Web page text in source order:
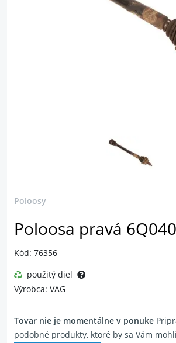
Poloosy
Poloosa pravá
Kód: 76356
použitý diel
Výrobca: VAG
Tovar nie je momentálne v ponuke
podobné produkty, ktoré by sa Vám